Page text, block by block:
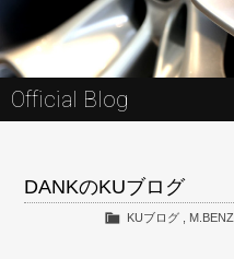
Official Blog
DANKのKUブログ
KUブログ M.BENZ